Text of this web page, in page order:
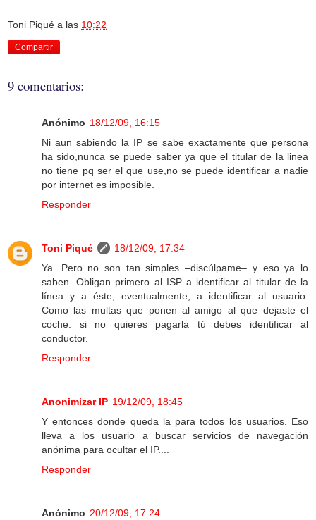
Toni Piqué a las 10:22
Compartir
9 comentarios:
Anónimo 18/12/09, 16:15
Ni aun sabiendo la IP se sabe exactamente que persona
ha sido,nunca se puede saber ya que el titular de la linea
no tiene pq ser el que use,no se puede identificar a nadie
por internet es imposible.
Responder
Toni Piqué
18/12/09, 17:34
Ya. Pero no son tan simples –discúlpame– y eso ya lo
saben. Obligan primero al ISP a identificar al titular de la
línea y a éste, eventualmente, a identificar al usuario.
Como las multas que ponen al amigo al que dejaste el
coche: si no quieres pagarla tú debes identificar al
conductor.
Responder
Anonimizar IP 19/12/09, 18:45
Y entonces donde queda la para todos los usuarios. Eso
lleva a los usuario a buscar servicios de navegación
anónima para ocultar el IP....
Responder
Anónimo 20/12/09, 17:24